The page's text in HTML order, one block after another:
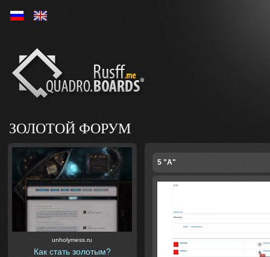
Ру En
ЗОЛОТОЙ ФОРУМ
unholymess.ru
Как стать золотым?
5 "А"